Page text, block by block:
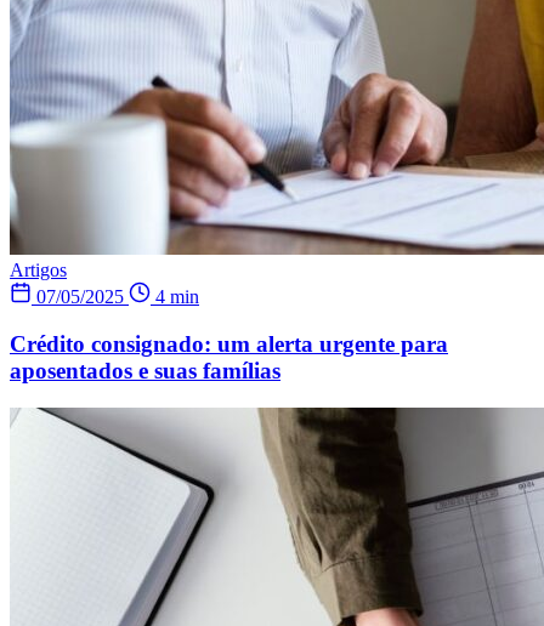
Artigos
07/05/2025
4 min
Crédito consignado: um alerta urgente para
aposentados e suas famílias